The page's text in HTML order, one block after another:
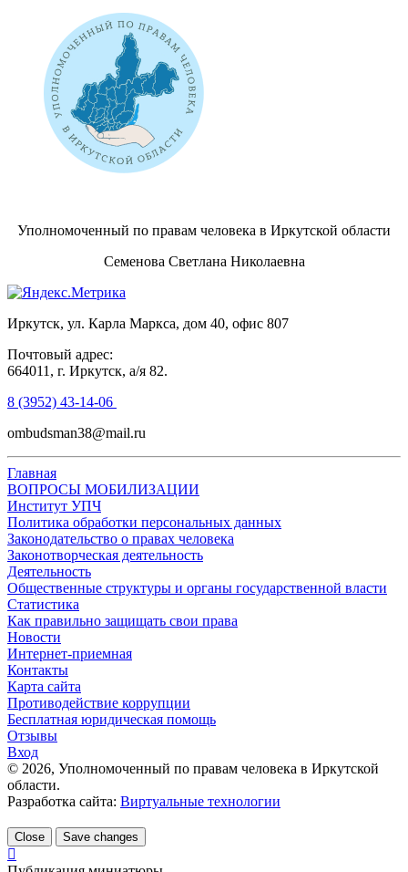
Уполномоченный по правам человека в Иркутской области
Семенова Светлана Николаевна
Иркутск, ул. Карла Маркса, дом 40, офис 807
Почтовый адрес:
664011, г. Иркутск, а/я 82.
8 (3952) 43-14-06
ombudsman38@mail.ru
Главная
ВОПРОСЫ МОБИЛИЗАЦИИ
Институт УПЧ
Политика обработки персональных данных
Законодательство о правах человека
Законотворческая деятельность
Деятельность
Общественные структуры и органы государственной власти
Статистика
Как правильно защищать свои права
Новости
Интернет-приемная
Контакты
Карта сайта
Противодействие коррупции
Бесплатная юридическая помощь
Отзывы
Вход
© 2026, Уполномоченный по правам человека в Иркутской
области.
Разработка сайта: Виртуальные технологии
Close Save changes